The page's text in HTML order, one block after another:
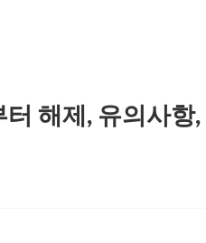
해제, 유의사항,